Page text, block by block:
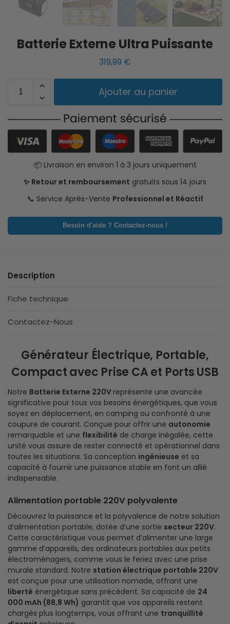
Batterie Externe Ultra Puissante
319,99 €
Ajouter au panier
📦 Livraison en environ 1 à 3 jours uniquement
✨ Retour et remboursement gratuits sous 14 jours
📞 Service Après-Vente Professionnel et Réactif
Besoin d'aide ? Contactez-nous !
Description
Fiche technique
Contactez-Nous
Générateur Électrique, Portable,
Compact avec Prise CA et Ports USB
Notre Batterie Externe 220V représente une avancée
significative pour tous vos besoins énergétiques, que vous
soyez en déplacement, en camping ou confronté à une
coupure de courant. Conçue pour offrir une autonomie
remarquable et une flexibilité de charge inégalée, cette
unité vous assure de rester connecté et opérationnel dans
toutes les situations. Sa conception ingénieuse et sa
capacité à fournir une puissance stable en font un allié
indispensable.
Alimentation portable 220V polyvalente
Découvrez la puissance et la polyvalence de notre solution
d’alimentation portable, dotée d’une sortie secteur 220V.
Cette caractéristique vous permet d’alimenter une large
gamme d’appareils, des ordinateurs portables aux petits
électroménagers, comme vous le feriez avec une prise
murale standard. Notre station électrique portable 220V
est conçue pour une utilisation nomade, offrant une
liberté énergétique sans précédent. Sa capacité de 24
000 mAh (88,8 Wh) garantit que vos appareils restent
chargés plus longtemps, vous offrant une tranquillité